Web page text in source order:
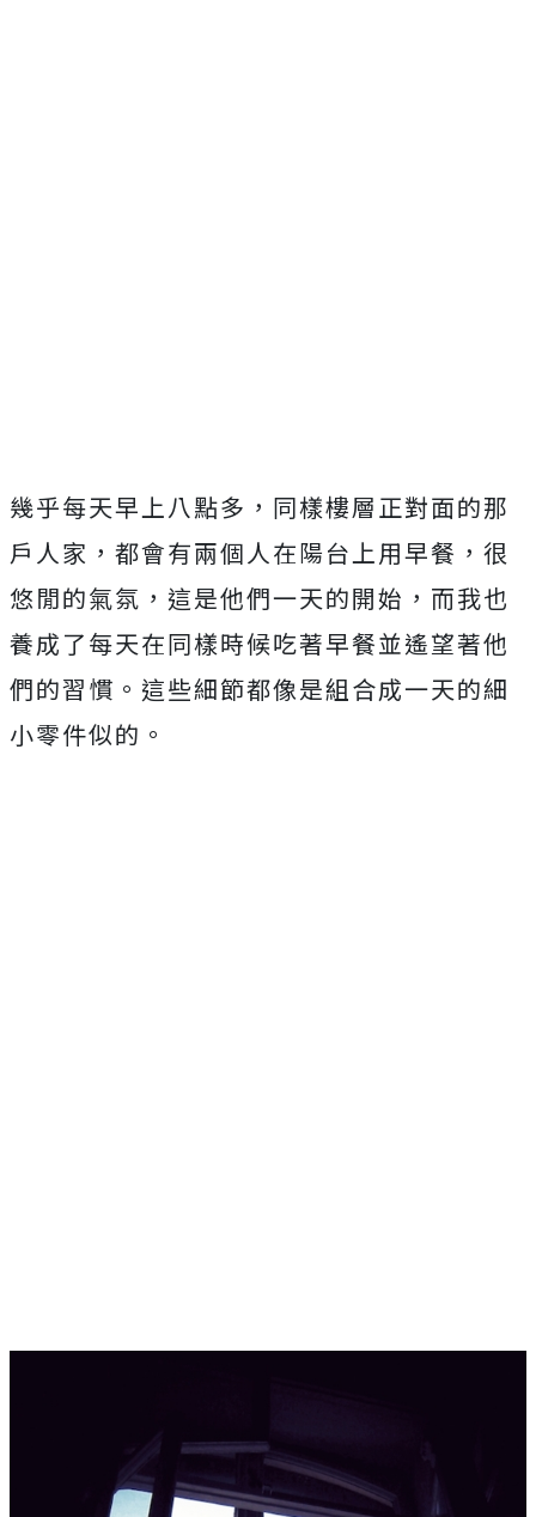
幾乎每天早上八點多，同樣樓層正對面的那
戶人家，都會有兩個人在陽台上用早餐，很
悠閒的氣氛，這是他們一天的開始，而我也
養成了每天在同樣時候吃著早餐並遙望著他
們的習慣。這些細節都像是組合成一天的細
小零件似的。